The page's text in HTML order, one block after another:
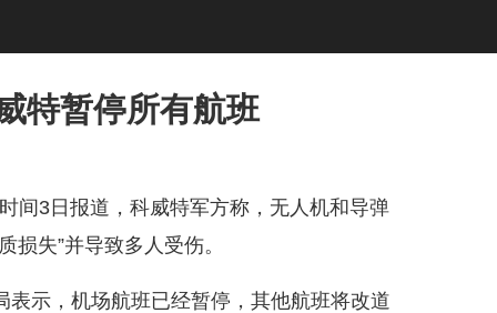
特暂停所有航班
3日报道，科威特军方称，无人机和导弹
失”并导致多人受伤。
，机场航班已经暂停，其他航班将改道